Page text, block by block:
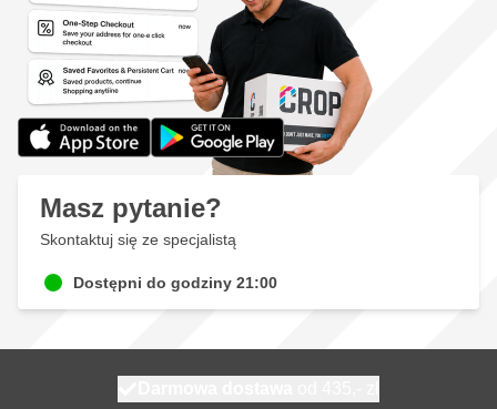
Masz pytanie?
Skontaktuj się ze specjalistą
Dostępni do godziny 21:00